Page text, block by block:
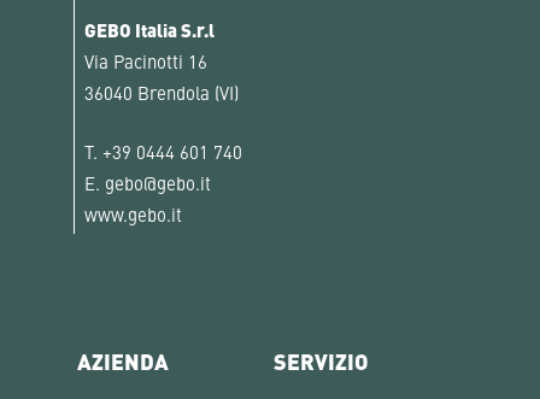
GEBO Italia S.r.l
Via Pacinotti 16
36040 Brendola (VI)
T. +39 0444 601 740
E. gebo@gebo.it
www.gebo.it
AZIENDA SERVIZIO